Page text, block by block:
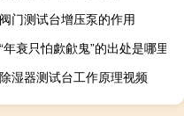
阀门测试台增压泵的作用
“年衰只怕歔歈鬼”的出处是哪里
除湿器测试台工作原理视频